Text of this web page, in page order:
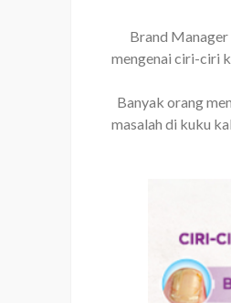
Brand Manager
mengenai ciri-ciri
Banyak orang
masalah di kuku